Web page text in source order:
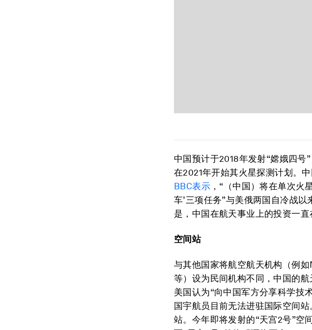
中国预计于2018年发射“嫦娥四号
在2021年开始其火星探测计划。
BBC表示 ，“（中国）将在单次火
车’三项任务”与美俄两国自冷战
是，中国在航天事业上的投资一直
空间站
与其他国家将航空航天机构（例
等）设为民间机构不同，中国的
美国认为“向中国军方分享科学技
国宇航员目前无法进驻国际空间
站。今年即将发射的“天宫2号”空